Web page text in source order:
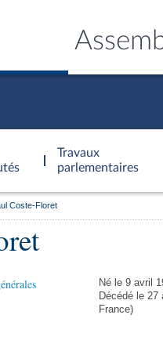
Travaux
parlementaires
Coste-Floret
Né le 9 avril
Décédé le 27
France)